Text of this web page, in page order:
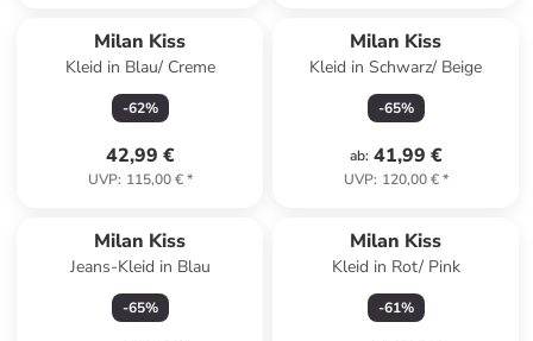
Milan Kiss
Kleid in Blau/ Creme
-62%
42,99 €
UVP: 115,00 €*
Milan Kiss
Kleid in Schwarz/ Beige
-65%
ab: 41,99 €
UVP: 120,00 €*
Milan Kiss
Jeans-Kleid in Blau
-65%
Milan Kiss
Kleid in Rot/ Pink
-61%